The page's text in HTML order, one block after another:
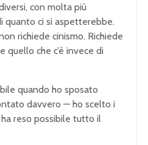
con molta più
quanto ci si aspetterebbe.
richiede cinismo. Richiede
quello che c’è invece di
quando ho sposato
davvero — ho scelto i
reso possibile tutto il